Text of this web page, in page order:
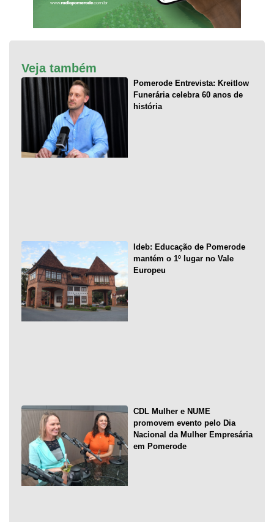
Veja também
Pomerode Entrevista: Kreitlow
Funerária celebra 60 anos de
história
Ideb: Educação de Pomerode
mantém o 1º lugar no Vale
Europeu
CDL Mulher e NUME
promovem evento pelo Dia
Nacional da Mulher Empresária
em Pomerode